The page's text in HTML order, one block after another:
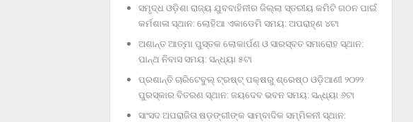
ସମୃଦ୍ଧ ଓଡ଼ିଶା ରାଜ୍ୟ ଯୁବବାହିନୀର ଜିଲ୍ଲା ସ୍ତରୀୟ କମିଟି ଗଠନ ପାଇଁ
କର୍ମଶାଳା ସ୍ଥାନ: ଲୋହିଆ ଏକାଡେମି ସମୟ: ଅପରାହ୍‌ଣ ୪ଟା
ଅଶାନ୍ତ ଆତ୍ମା ପୁସ୍ତକ ଲୋକାର୍ପଣ ଓ ସାରସ୍ବତ ସମାରୋହ ସ୍ଥାନ:
ପାନ୍ଥ ନିବାସ ସମୟ: ସନ୍ଧ୍ୟା ୫ଟା
ପ୍ରଶାନ୍ତି ଚାରିଟେବୁଲ୍‌ ଟ୍ରଷ୍ଟ୍‌ ପକ୍ଷରୁ ଶ୍ରେଷ୍ଠ ଓଡ଼ିଆଣୀ ୨୦୨୨
ପୁରସ୍କାର ବିତରଣ ସ୍ଥାନ: ଜୟଦେବ ଭବନ ସମୟ: ସନ୍ଧ୍ୟା ୬ଟା
ସାଂସଦ ଅପରାଜିତା ଷଡ଼ଙ୍ଗୀଙ୍କ ସାମ୍ବାଦିକ ସମ୍ମିଳନୀ ସ୍ଥାନ: